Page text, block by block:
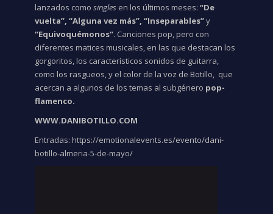
lanzados como singlesen los últimos meses: “De
vuelta”, “Alguna vez más”, “Inseparables”y
“Equivoquémonos”. Canciones pop, pero con
diferentes matices musicales, en las que destacan los
gorgoritos, los característicos sonidos de guitarra,
como los rasgueos, y el color de la voz de Botillo, que
acercan a algunos de los temas al subgénero pop-
flamenco.
WWW.DANIBOTILLO.COM
Entradas: https://emotionalevents.es/evento/dani-
botillo-almeria-5-de-mayo/